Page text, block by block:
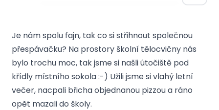
Je nám spolu fajn, tak co si střihnout společnou
přespávačku? Na prostory školní tělocvičny nás
bylo trochu moc, tak jsme si našli útočiště pod
křídly místního sokola :-) Užili jsme si vlahý letní
večer, nacpali břicha objednanou pizzou a ráno
opět mazali do školy.